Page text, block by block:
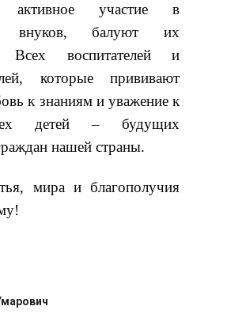
активное участие в
внуков, балуют их
Всех воспитателей и
которые прививают
к знаниям и уважение к
детей – будущих
нашей страны.
мира и благополучия